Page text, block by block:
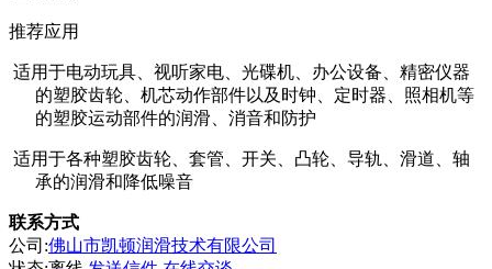
推荐应用
适用于电动玩具、视听家电、光碟机、办公设备、精密仪器
的塑胶齿轮、机芯动作部件以及时钟、定时器、照相机等
的塑胶运动部件的润滑、消音和防护
适用于各种塑胶齿轮、套管、开关、凸轮、导轨、滑道、轴
承的润滑和降低噪音
联系方式
公司:佛山市凯顿润滑技术有限公司